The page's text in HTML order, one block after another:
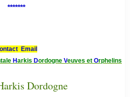
*******
Email
Harkis Dordogne Veuves et Orphelins